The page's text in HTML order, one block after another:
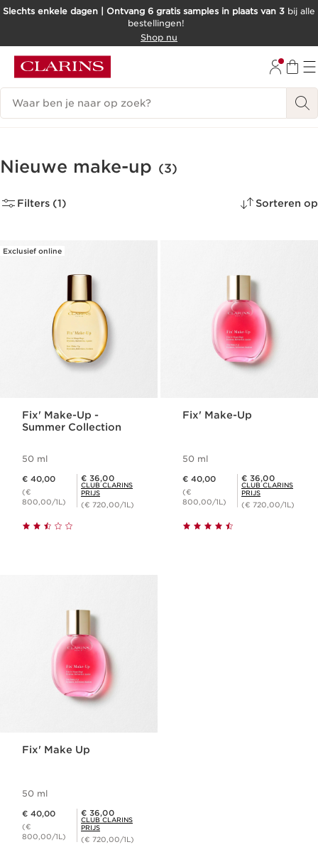
DOORGAAN NAAR INHOUD
Slechts enkele dagen | Ontvang 6 gratis samples in plaats van 3 bij alle
bestellingen!
Shop nu
Zoekgeschiedenis
Nieuwe make-up (3)
Filters (1) Sorteren op
Exclusief online
Fix' Make-Up -
Summer Collection
50 ml
€ 40,00
(€
800,00/1L)
Club Clarins Prijs € 36,00
€ 36,00
CLUB CLARINS
PRIJS
(€ 720,00/1L)
Fix' Make-Up
50 ml
€ 40,00
(€
800,00/1L)
Club Clarins Prijs € 36,00
€ 36,00
CLUB CLARINS
PRIJS
(€ 720,00/1L)
Fix' Make Up
50 ml
€ 40,00
(€
800,00/1L)
Club Clarins Prijs € 36,00
€ 36,00
CLUB CLARINS
PRIJS
(€ 720,00/1L)